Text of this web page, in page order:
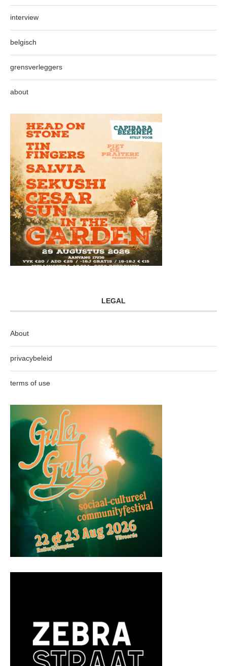
interview
belgisch
grensverleggers
about
LEGAL
About
privacybeleid
terms of use